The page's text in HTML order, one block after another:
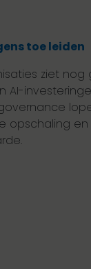
toe leiden
ziet nog
AI-
opschaling en